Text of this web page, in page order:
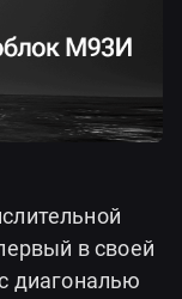
в своей
диагональю